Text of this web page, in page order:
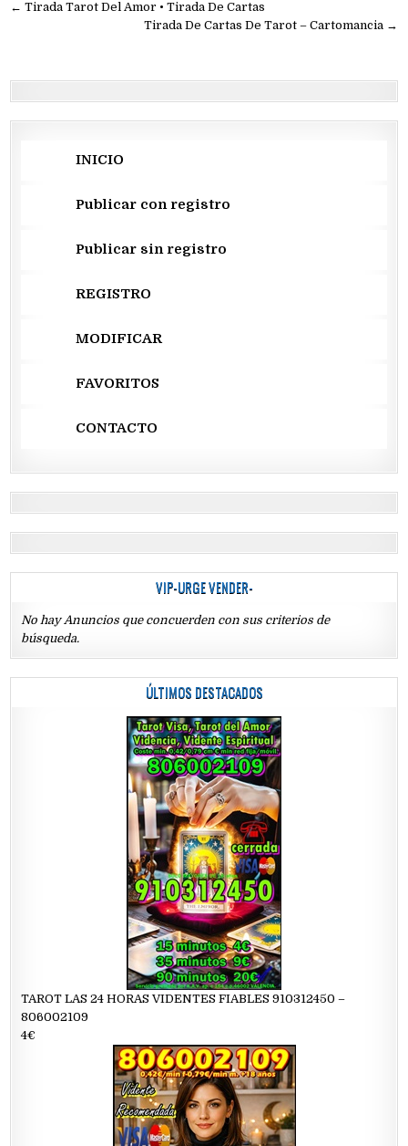
Navegación
← Tirada Tarot Del Amor • Tirada De Cartas
Tirada De Cartas De Tarot – Cartomancia →
INICIO
Publicar con registro
Publicar sin registro
REGISTRO
MODIFICAR
FAVORITOS
CONTACTO
VIP-URGE VENDER-
No hay Anuncios que concuerden con sus criterios de
búsqueda.
ÚLTIMOS DESTACADOS
TAROT LAS 24 HORAS VIDENTES FIABLES 910312450 –
806002109
4€